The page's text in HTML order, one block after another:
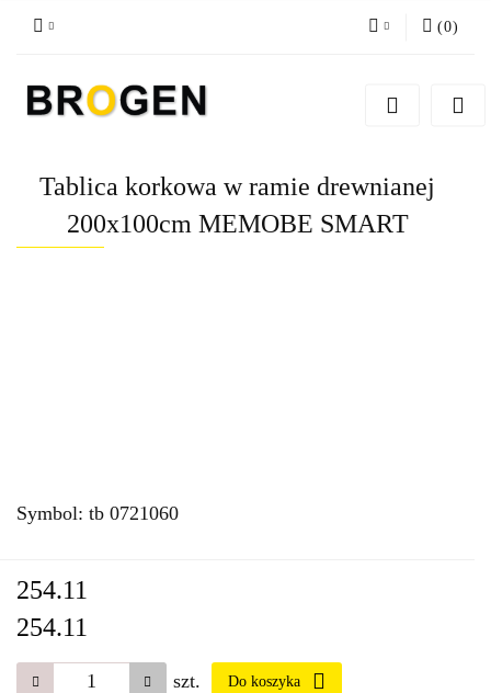
Zarejestruj się
Zgody cookies
(0)
Tablica korkowa w ramie drewnianej
200x100cm MEMOBE SMART
Symbol: tb 0721060
254.11
254.11
szt. Do koszyka